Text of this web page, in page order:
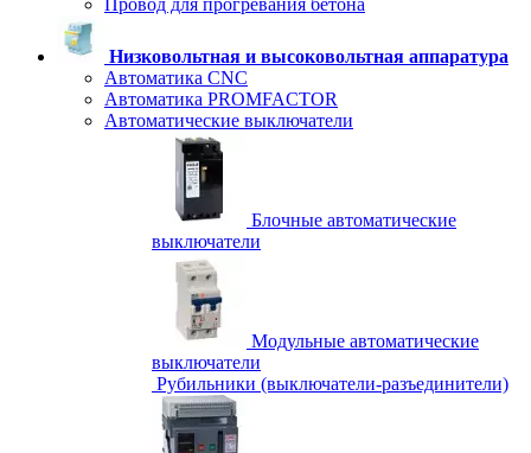
Провод для прогревания бетона
Низковольтная и высоковольтная аппаратура
Автоматика CNC
Автоматика PROMFACTOR
Автоматические выключатели
Блочные автоматические
выключатели
Модульные автоматические
выключатели
Рубильники (выключатели-разъединители)